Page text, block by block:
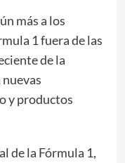
más a los
1 fuera de las
de la
y productos
de la Fórmula 1,